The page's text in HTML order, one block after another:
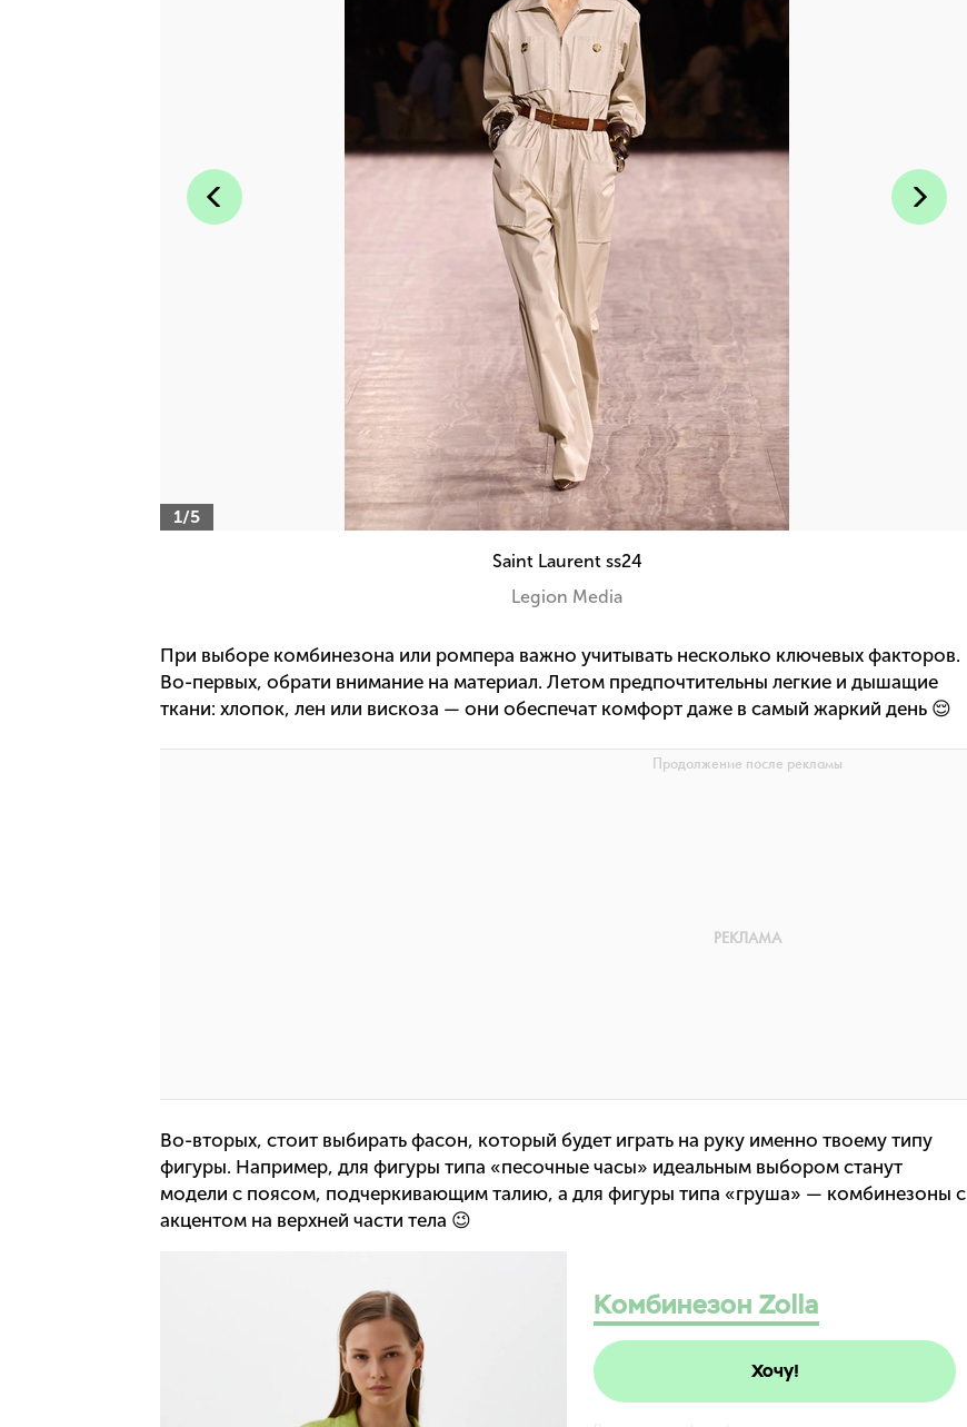
1/5
Saint Laurent ss24
Legion Media
При выборе комбинезона или ромпера важно учитывать несколько ключевых факторов.
Во-первых, обрати внимание на материал. Летом предпочтительны легкие и дышащие
ткани: хлопок, лен или вискоза — они обеспечат комфорт даже в самый жаркий день 😌
Во-вторых, стоит выбирать фасон, который будет играть на руку именно твоему типу
фигуры. Например, для фигуры типа «песочные часы» идеальным выбором станут
модели с поясом, подчеркивающим талию, а для фигуры типа «груша» — комбинезоны с
акцентом на верхней части тела 😉
Комбинезон Zolla
Хочу!